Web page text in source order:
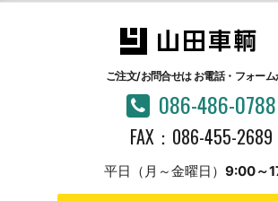
ご注文/お問合せはお電話・フォーム
086-486-0788
FAX：086-455-2689
平日（月～金曜日） 9:00～